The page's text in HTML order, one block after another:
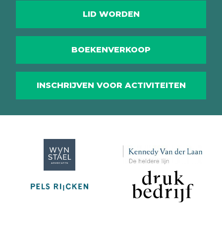
LID WORDEN
BOEKENVERKOOP
INSCHRIJVEN VOOR ACTIVITEITEN